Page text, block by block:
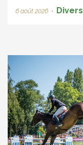
6 août 2026 • Divers